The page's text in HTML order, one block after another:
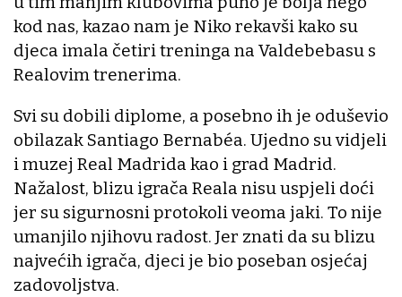
kod nas, kazao nam je Niko rekavši kako su
djeca imala četiri treninga na Valdebebasu s
Realovim trenerima.
Svi su dobili diplome, a posebno ih je oduševio
obilazak Santiago Bernabéa. Ujedno su vidjeli
i muzej Real Madrida kao i grad Madrid.
Nažalost, blizu igrača Reala nisu uspjeli doći
jer su sigurnosni protokoli veoma jaki. To nije
umanjilo njihovu radost. Jer znati da su blizu
najvećih igrača, djeci je bio poseban osjećaj
zadovoljstva.